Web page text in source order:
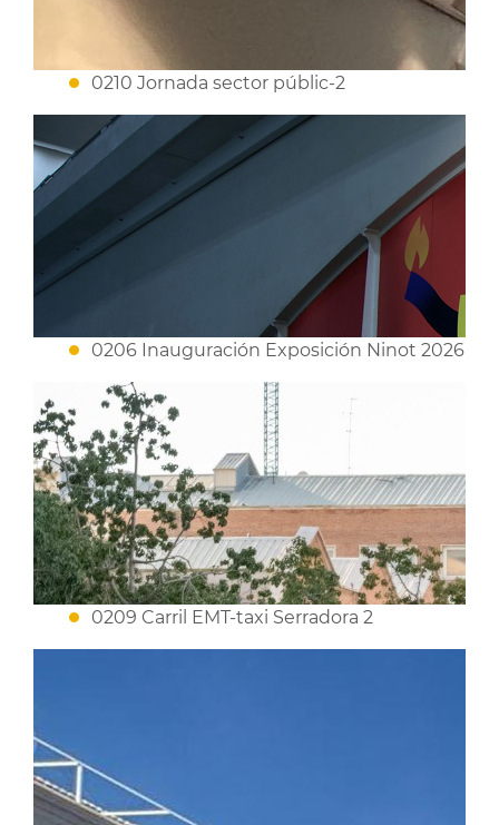
0210 Jornada sector públic-2
0206 Inauguración Exposición Ninot 2026
0209 Carril EMT-taxi Serradora 2